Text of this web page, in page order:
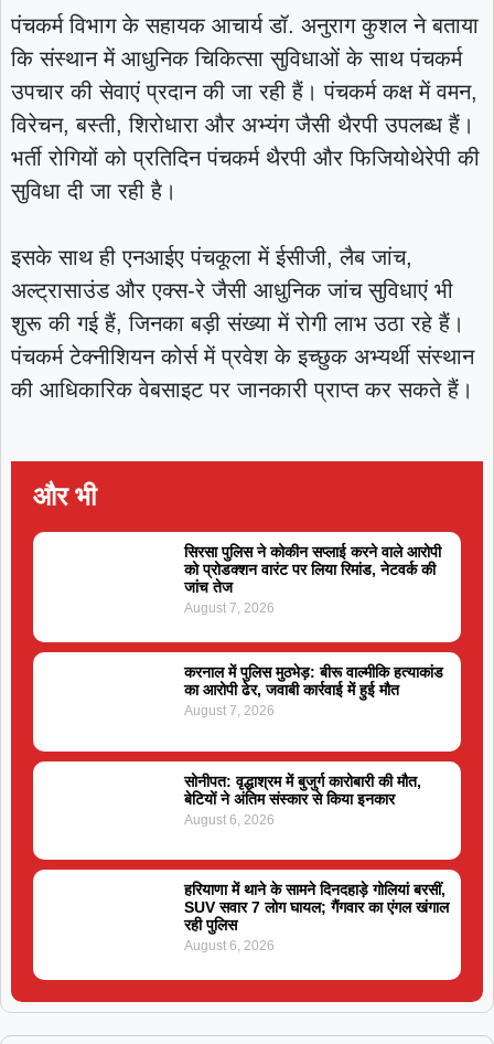
पंचकर्म विभाग के सहायक आचार्य डॉ. अनुराग कुशल ने बताया
कि संस्थान में आधुनिक चिकित्सा सुविधाओं के साथ पंचकर्म
उपचार की सेवाएं प्रदान की जा रही हैं। पंचकर्म कक्ष में वमन,
विरेचन, बस्ती, शिरोधारा और अभ्यंग जैसी थैरपी उपलब्ध हैं।
भर्ती रोगियों को प्रतिदिन पंचकर्म थैरपी और फिजियोथेरेपी की
सुविधा दी जा रही है।
इसके साथ ही एनआईए पंचकूला में ईसीजी, लैब जांच,
अल्ट्रासाउंड और एक्स-रे जैसी आधुनिक जांच सुविधाएं भी
शुरू की गई हैं, जिनका बड़ी संख्या में रोगी लाभ उठा रहे हैं।
पंचकर्म टेक्नीशियन कोर्स में प्रवेश के इच्छुक अभ्यर्थी संस्थान
की आधिकारिक वेबसाइट पर जानकारी प्राप्त कर सकते हैं।
और भी
सिरसा पुलिस ने कोकीन सप्लाई करने वाले आरोपी
को प्रोडक्शन वारंट पर लिया रिमांड, नेटवर्क की
जांच तेज
August 7, 2026
करनाल में पुलिस मुठभेड़: बीरू वाल्मीकि हत्याकांड
का आरोपी ढेर, जवाबी कार्रवाई में हुई मौत
August 7, 2026
सोनीपत: वृद्धाश्रम में बुजुर्ग कारोबारी की मौत,
बेटियों ने अंतिम संस्कार से किया इनकार
August 6, 2026
हरियाणा में थाने के सामने दिनदहाड़े गोलियां बरसीं,
SUV सवार 7 लोग घायल; गैंगवार का एंगल खंगाल
रही पुलिस
August 6, 2026